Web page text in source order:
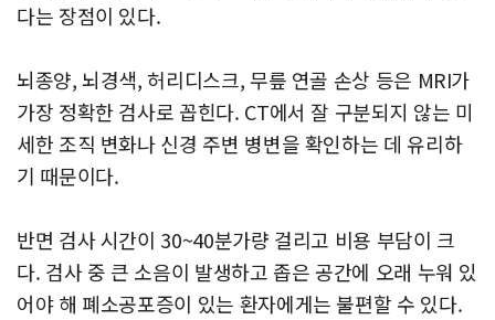
다는 장점이 있다.
뇌종양, 뇌경색, 허리디스크, 무릎 연골 손상 등은 MRI가
가장 정확한 검사로 꼽힌다. CT에서 잘 구분되지 않는 미
세한 조직 변화나 신경 주변 병변을 확인하는 데 유리하
기 때문이다.
반면 검사 시간이 30~40분가량 걸리고 비용 부담이 크
다. 검사 중 큰 소음이 발생하고 좁은 공간에 오래 누워 있
어야 해 폐소공포증이 있는 환자에게는 불편할 수 있다.